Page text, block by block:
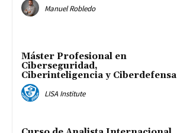
Manuel Robledo
Máster Profesional en
Ciberseguridad,
Ciberinteligencia y Ciberdefensa
LISA Institute